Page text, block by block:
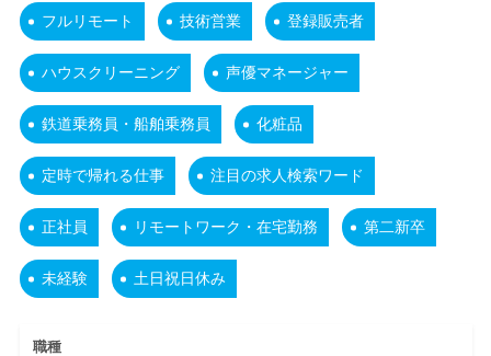
フルリモート 技術営業 登録販売者
ハウスクリーニング 声優マネージャー
鉄道乗務員・船舶乗務員 化粧品
定時で帰れる仕事 注目の求人検索ワード
正社員 リモートワーク・在宅勤務 第二新卒
未経験 土日祝日休み
職種